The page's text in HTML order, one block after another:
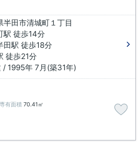
半田市清城町１丁目
駅 徒歩14分
田駅 徒歩18分
徒歩21分
/ 1995年 7月(築31年)
専有面積 70.41㎡